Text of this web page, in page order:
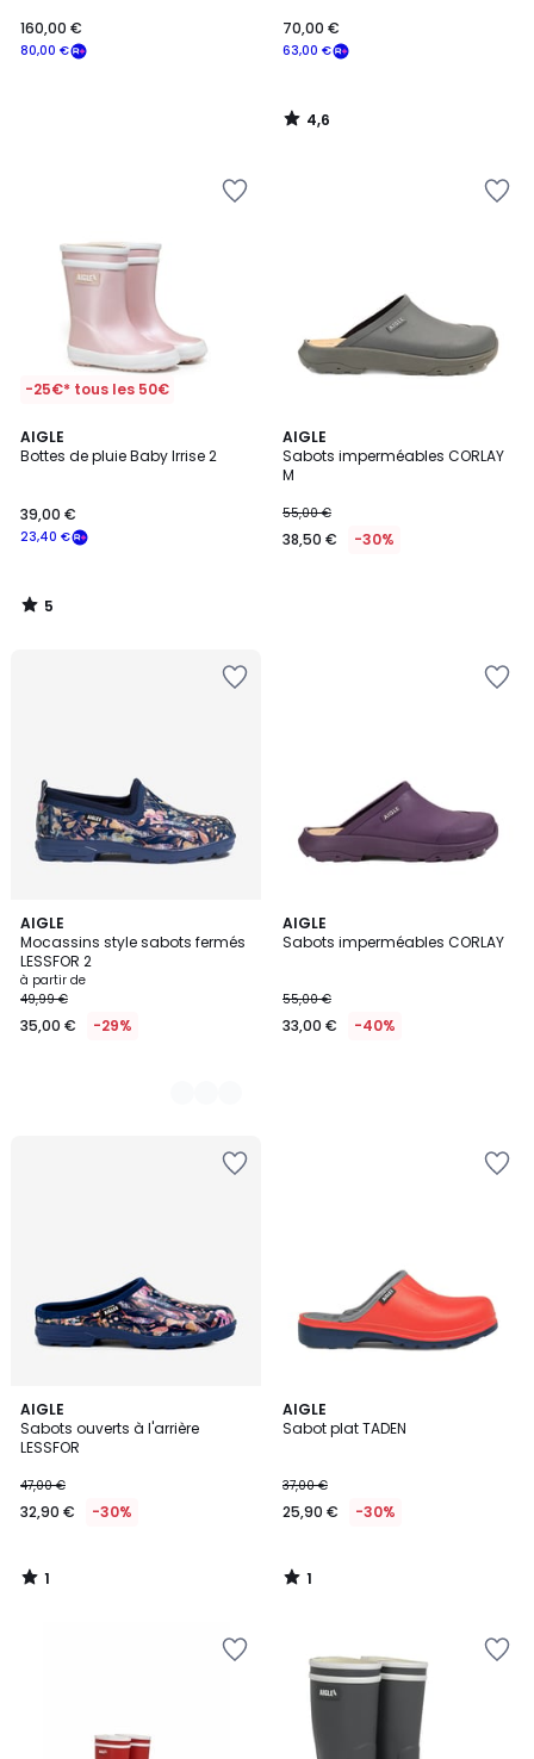
80,00 €
160,00 €
63,00 €
70,00 €
4,6
/
-25€* tous les 50€
AIGLE
Bottes de pluie Baby Irrise 2
23,40 €
39,00 €
5
/
5
/
AIGLE
Sabots imperméables CORLAY
M
55,00 €
38,50 € -30%
AIGLE
Mocassins style sabots fermés
LESSFOR 2
à partir de
49,99 €
35,00 € -29%
3
Couleurs
AIGLE
Sabots imperméables CORLAY
55,00 €
33,00 € -40%
AIGLE
Sabots ouverts à l'arrière
LESSFOR
47,00 €
32,90 € -30%
1
/
5
1
/
AIGLE
Sabot plat TADEN
37,00 €
25,90 € -30%
1
/
1
/